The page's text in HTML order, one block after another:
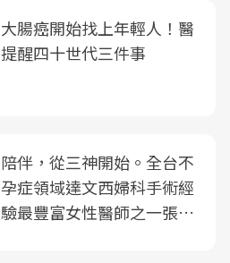
大腸癌開始找上年輕人！醫
提醒四十世代三件事
陪伴，從三神開始。全台不
孕症領域達文西婦科手術經
驗最豐富女性醫師之一張永